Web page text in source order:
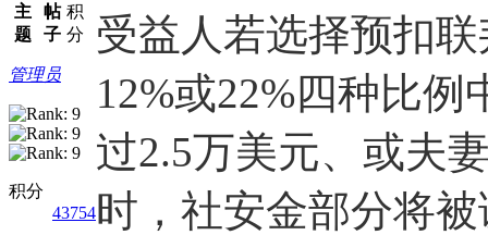
主
题
帖
子
积
分
管理员
积分
43754
受益人若选择预扣
12%或22%四种比
过2.5万美元、或夫
时，社安金部分将